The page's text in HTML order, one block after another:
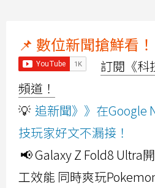
📌 數位新聞搶鮮看！
訂閱《科
頻道！
💡 追新聞》》在Google
技玩家好文不漏接！
📢 Galaxy Z Fold8 Ultra
工效能 同時爽玩